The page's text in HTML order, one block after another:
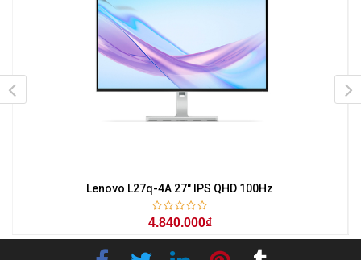
Lenovo L27q-4A 27" IPS QHD 100Hz
4.840.000₫